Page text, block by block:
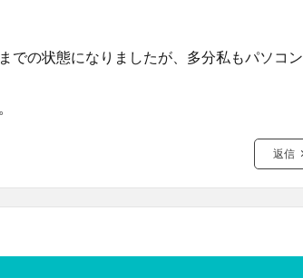
での状態になりましたが、多分私もパソコン
返信